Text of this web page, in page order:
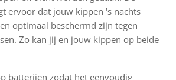
ervoor dat jouw kippen 's nachts
optimaal beschermd zijn tegen
Zo kan jij en jouw kippen op beide
batterijen zodat het eenvoudig